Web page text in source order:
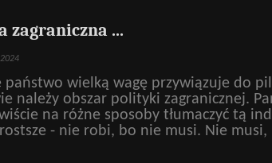
zagraniczna ...
państwo wielką wagę przywiązuje do
należy obszar polityki zagranicznej.
na różne sposoby tłumaczyć tą
- nie robi, bo nie musi. Nie